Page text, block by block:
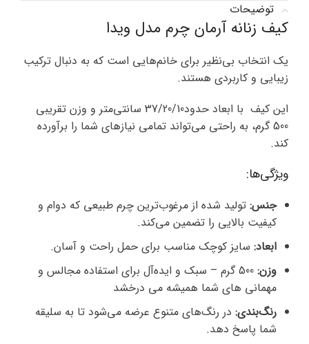
توضیحات
کیف زنانه آرمان چرم مدل ویدا
یک انتخاب بی‌نظیر برای خانم‌هایی است که به دنبال ترکیب
زیبایی و کاربردی هستند.
این کیف با ابعاد حدود37/20/10 سانتی‌متر و وزن تقریبی
500 گرم، به راحتی می‌تواند تمامی نیازهای شما را برآورده
کند.
ویژگی‌ها:
جنس: تولید شده از مرغوب‌ترین چرم طبیعی که دوام و
کیفیت بالایی را تضمین می‌کند.
ابعاد: سایز کوچک مناسب برای حمل راحت و آسان.
وزن:
500 گرم – سبک و ایده‌آل برای استفاده مجالس و
مهمانی های شما همیشه می درخشد
رنگ‌بندی: در رنگ‌های متنوع عرضه می‌شود تا به سلیقه
شما پاسخ دهد.